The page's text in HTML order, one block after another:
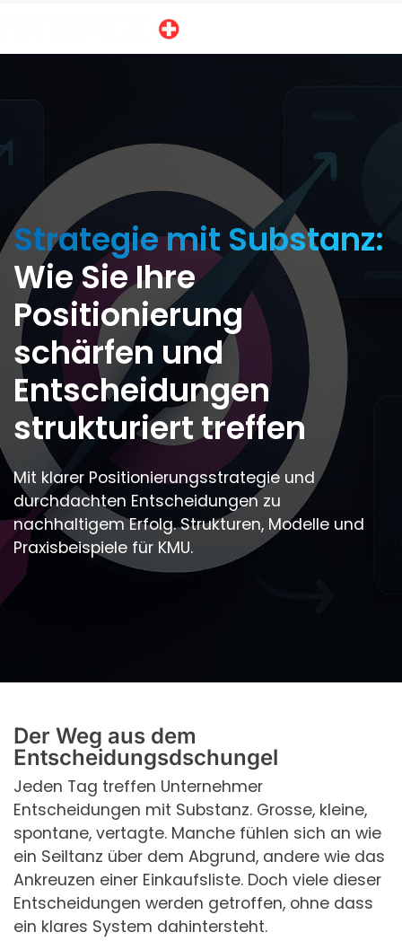
Strategie mit Substanz:
Wie Sie Ihre
Positionierung
schärfen und
Entscheidungen
strukturiert treffen
Mit klarer Positionierungsstrategie und
durchdachten Entscheidungen zu
nachhaltigem Erfolg. Strukturen, Modelle und
Praxisbeispiele für KMU.
Der Weg aus dem
Entscheidungsdschungel
Jeden Tag treffen Unternehmer
Entscheidungen mit Substanz. Grosse, kleine,
spontane, vertagte. Manche fühlen sich an wie
ein Seiltanz über dem Abgrund, andere wie das
Ankreuzen einer Einkaufsliste. Doch viele dieser
Entscheidungen werden getroffen, ohne dass
ein klares System dahintersteht.